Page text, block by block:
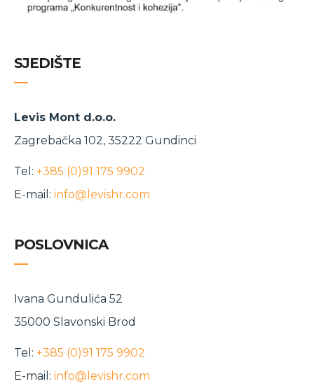
SJEDIŠTE
Levis Mont d.o.o.
Zagrebačka 102, 35222 Gundinci
Tel: +385 (0)91 175 9902
E-mail: info@levishr.com
POSLOVNICA
Ivana Gundulića 52
35000 Slavonski Brod
Tel: +385 (0)91 175 9902
E-mail: info@levishr.com